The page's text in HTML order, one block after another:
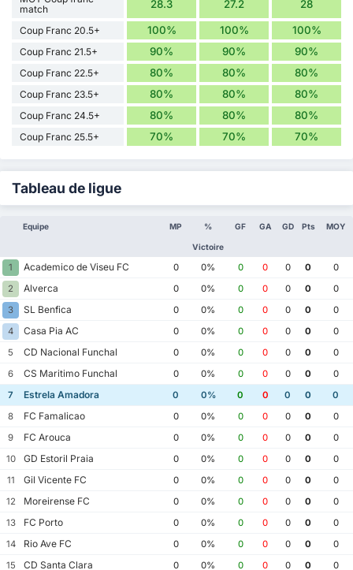
match
28.3 27.2 28
Coup Franc 20.5+ 100% 100% 100%
Coup Franc 21.5+ 90% 90% 90%
Coup Franc 22.5+ 80% 80% 80%
Coup Franc 23.5+ 80% 80% 80%
Coup Franc 24.5+ 80% 80% 80%
Coup Franc 25.5+ 70% 70% 70%
Tableau de ligue
Equipe MP %
Victoire
GF GA GD Pts MOY
1 Academico de Viseu FC 0 0% 0 0 0 0
0
2
Alverca 0 0% 0 0 0 0
0
3
SL Benfica 0 0% 0 0 0 0
0
4
Casa Pia AC 0 0% 0 0 0 0
0
5
CD Nacional Funchal 0 0% 0 0 0 0
0
6
CS Maritimo Funchal 0 0% 0 0 0 0
0
7
Estrela Amadora 0 0% 0 0 0 0
0
8
FC Famalicao 0 0% 0 0 0 0
0
9
FC Arouca 0 0% 0 0 0 0
0
10
GD Estoril Praia 0 0% 0 0 0 0
0
11
Gil Vicente FC 0 0% 0 0 0 0
0
12
Moreirense FC 0 0% 0 0 0 0
0
13
FC Porto 0 0% 0 0 0 0
0
14
Rio Ave FC 0 0% 0 0 0 0
0
15
CD Santa Clara 0 0% 0 0 0 0
0